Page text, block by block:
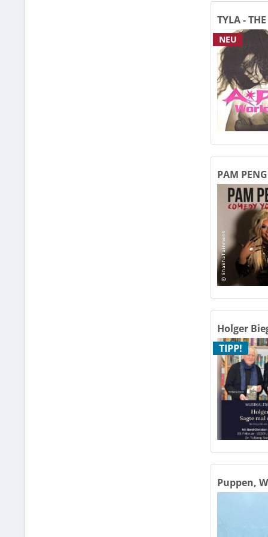
Ev.
NEU
TYLA -
PAM
TIPP!
Holger
Puppen,